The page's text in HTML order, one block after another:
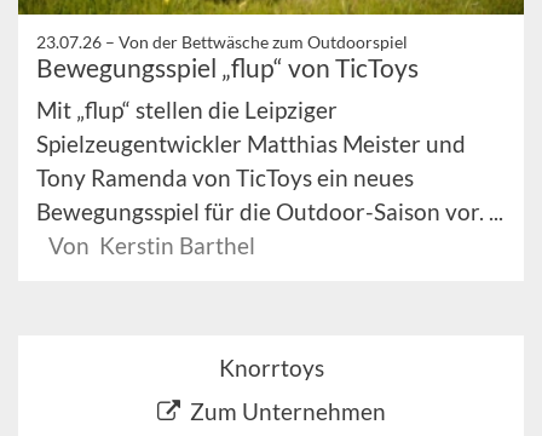
23.07.26 – Von der Bettwäsche zum Outdoorspiel
Bewegungsspiel „flup“ von TicToys
Mit „flup“ stellen die Leipziger
Spielzeugentwickler Matthias Meister und
Tony Ramenda von TicToys ein neues
Bewegungsspiel für die Outdoor-Saison vor. ...
Von Kerstin Barthel
Knorrtoys
Zum Unternehmen